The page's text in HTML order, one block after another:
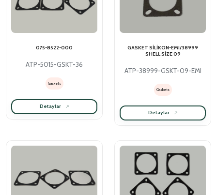
075-8522-000
ATP-5015-GSKT-36
Gaskets
Detaylar
GASKET SİLİKON-EMI/38999
SHELL SİZE 09
ATP-38999-GSKT-09-EMI
Gaskets
Detaylar